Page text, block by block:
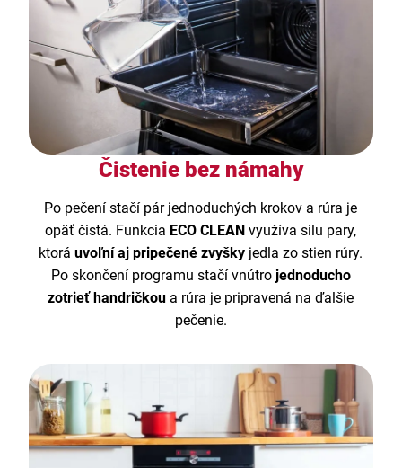
Čistenie bez námahy
Po pečení stačí pár jednoduchých krokov a rúra je
opäť čistá. Funkcia ECO CLEAN využíva silu pary,
ktoráuvoľní aj pripečené zvyšky jedla zo stien rúry.
Po skončení programu stačí vnútrojednoducho
zotrieť handričkou a rúra je pripravená na ďalšie
pečenie.